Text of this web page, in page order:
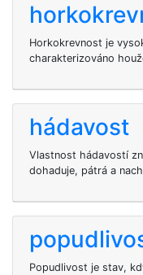
Horkokrevnost je
charakterizováno
hádavost
Vlastnost hádavostí
dohaduje, pátrá a
Popudlivost je stav,